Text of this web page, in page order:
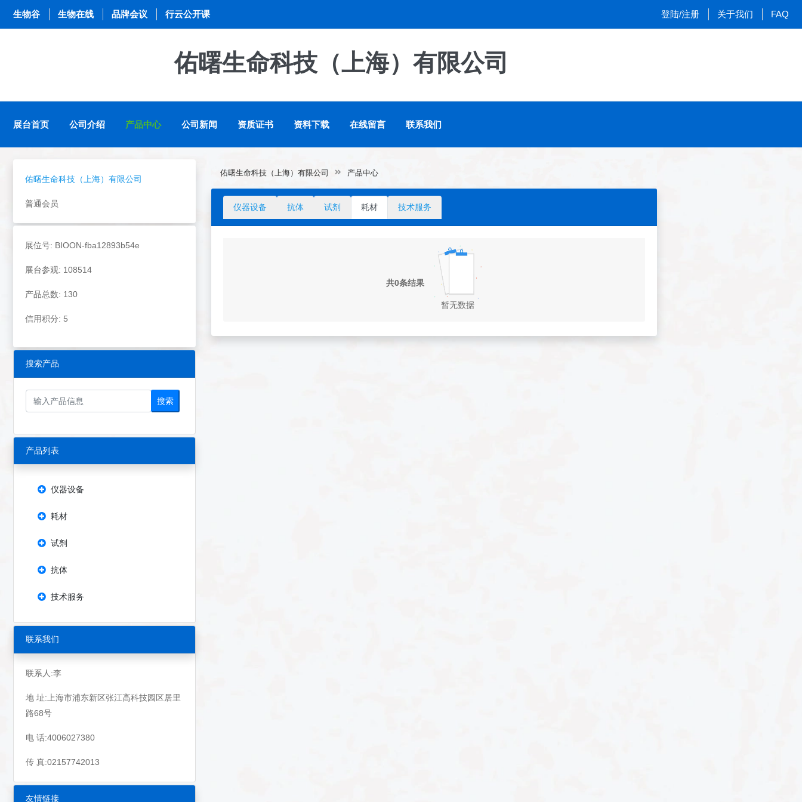
生物谷 生物在线 品牌会议 行云公开课 登陆/注册 关于我们 FAQ
佑曙生命科技（上海）有限公司
展台首页 公司介绍 产品中心 公司新闻 资质证书 资料下载 在线留言 联系我们
佑曙生命科技（上海）有限公司
普通会员
展位号: BIOON-fba12893b54e
展台参观: 108514
产品总数: 130
信用积分: 5
搜索产品
搜索
产品列表
仪器设备
耗材
试剂
抗体
技术服务
联系我们
联系人:李
地 址:上海市浦东新区张江高科技园区居里
路68号
电 话:4006027380
传 真:02157742013
友情链接
佑曙生命科技（上海）有限公司 产品中心
仪器设备 抗体 试剂 耗材 技术服务
共0条结果
暂无数据